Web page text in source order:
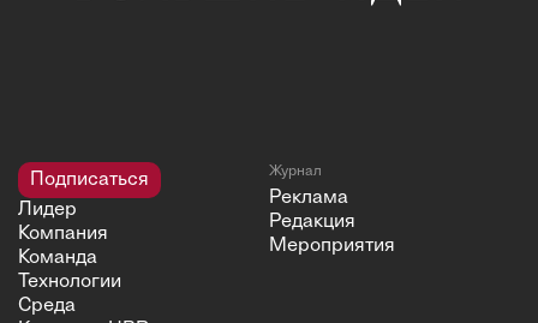
Подписаться
Лидер
Компания
Команда
Технологии
Среда
Журнал
Реклама
Редакция
Мероприятия